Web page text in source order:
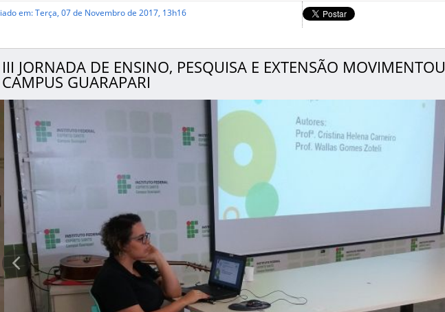
em: Terça, 07 de Novembro de 2017, 13h16
III JORNADA DE ENSINO, PESQUISA E EXTENSÃO MOVIMENTOU
CAMPUS GUARAPARI